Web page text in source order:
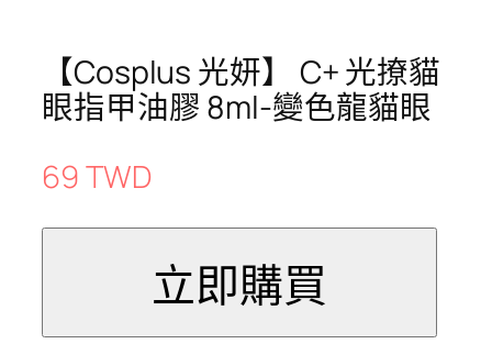
【Cosplus 光妍】 C+ 光撩貓
眼指甲油膠 8ml-變色龍貓眼
69 TWD